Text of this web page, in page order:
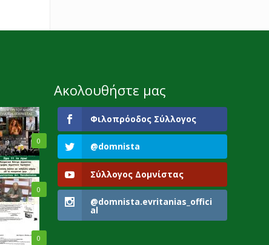
0
0
0
Ακολουθήστε μας
Φιλοπρόοδος Σύλλογος
@domnista
Σύλλογος Δομνίστας
@domnista.evritanias_offici
al